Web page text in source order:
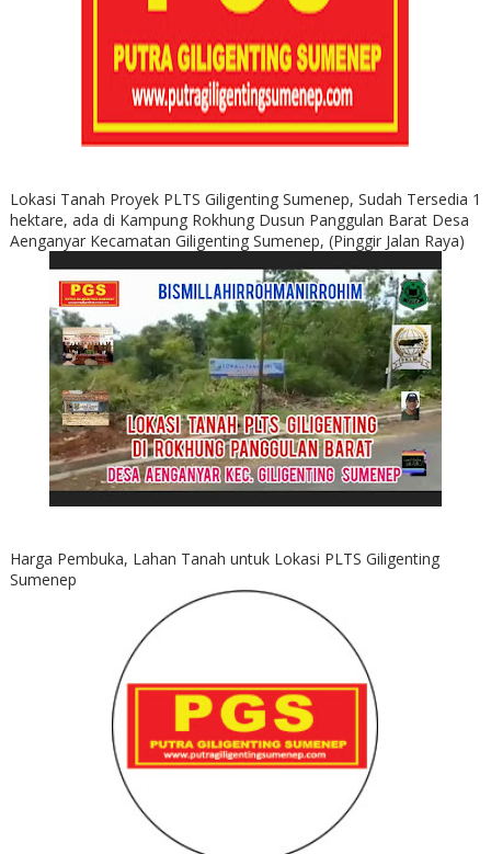
Lokasi Tanah Proyek PLTS Giligenting Sumenep, Sudah Tersedia 1
hektare, ada di Kampung Rokhung Dusun Panggulan Barat Desa
Aenganyar Kecamatan Giligenting Sumenep, (Pinggir Jalan Raya)
Harga Pembuka, Lahan Tanah untuk Lokasi PLTS Giligenting
Sumenep